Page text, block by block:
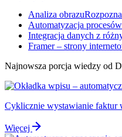
Analiza obrazu
Automatyzacja procesów
Integracja danych z
Framer – strony
Najnowsza porcja wiedzy od
Cyklicznie wystawianie faktur
Więcej